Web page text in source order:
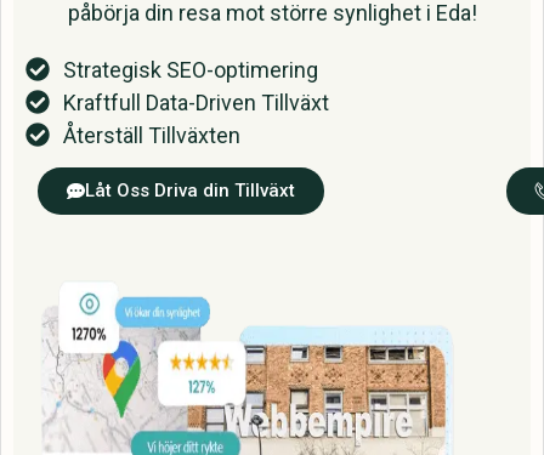
påbörja din resa mot större synlighet i Eda!
Strategisk SEO-optimering
Kraftfull Data-Driven Tillväxt
Återställ Tillväxten
Låt Oss Driva din Tillväxt